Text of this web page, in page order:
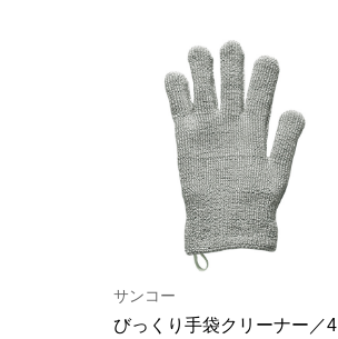
サンコー
びっくり手袋クリーナー／4